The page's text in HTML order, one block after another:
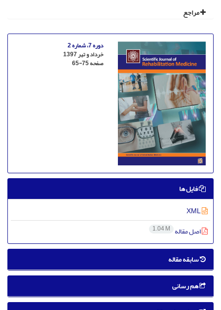
مراجع
دوره 7، شماره 2
خرداد و تیر 1397
صفحه65-75
فایل ها
اصل مقاله 1.04 M
سابقه مقاله
هم رسانی